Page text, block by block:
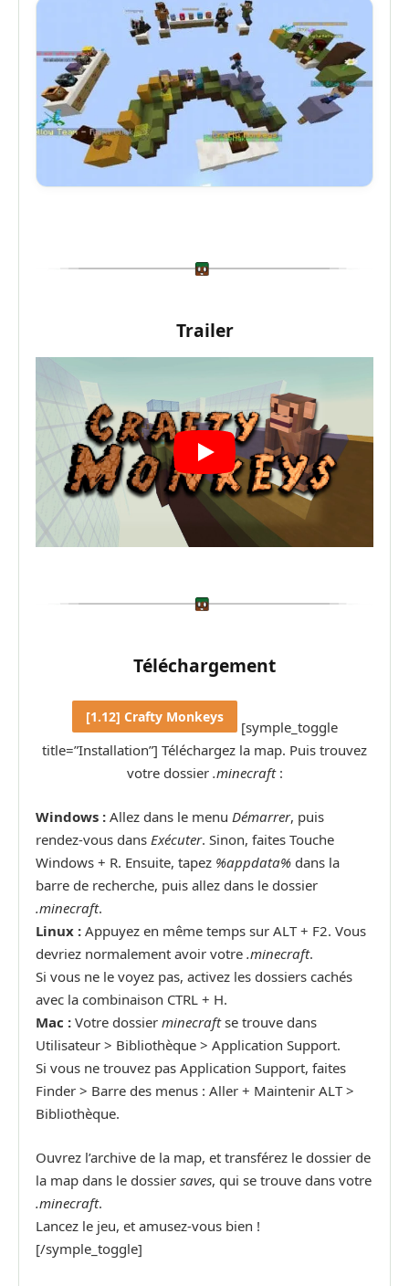
Trailer
Téléchargement
[1.12] Crafty Monkeys
[symple_toggle
title=”Installation”] Téléchargez la map. Puis trouvez
votre dossier .minecraft:
Windows : Allez dans le menu Démarrer, puis
rendez-vous dans Exécuter. Sinon, faites Touche
Windows + R. Ensuite, tapez %appdata% dans la
barre de recherche, puis allez dans le dossier
.minecraft.
Linux : Appuyez en même temps sur ALT + F2. Vous
devriez normalement avoir votre .minecraft.
Si vous ne le voyez pas, activez les dossiers cachés
avec la combinaison CTRL + H.
Mac : Votre dossier minecraftse trouve dans
Utilisateur > Bibliothèque > Application Support.
Si vous ne trouvez pas Application Support, faites
Finder > Barre des menus : Aller + Maintenir ALT >
Bibliothèque.
Ouvrez l’archive de la map, et transférez le dossier de
la map dans le dossier saves, qui se trouve dans votre
.minecraft.
Lancez le jeu, et amusez-vous bien !
[/symple_toggle]